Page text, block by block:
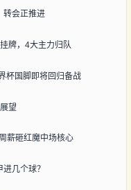
转会正推进
牌，4大主力归队
杯国脚即将回归备战
望
薪砸红魔中场核心
几个球？